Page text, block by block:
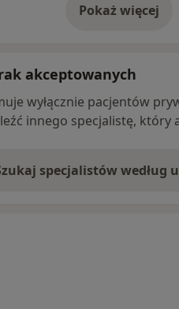
Pokaż więcej
o adresie
akceptowanych
wyłącznie pacjentów
innego specjalistę, który
specjalistów według